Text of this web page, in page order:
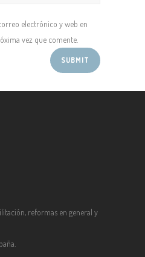
electrónico y web en
vez que comente.
reformas en general y